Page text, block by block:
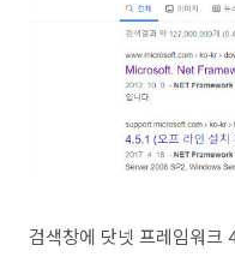
검색창에 닷넷 프레임워크